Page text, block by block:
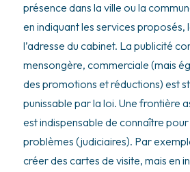
présence dans la ville ou la
en indiquant les services
l’adresse du cabinet. La publicité
mensongère, commerciale (mais
des promotions et réductions) est
punissable par la loi. Une frontière
est indispensable de connaître pour
problèmes (judiciaires). Par
créer des cartes de visite, mais en